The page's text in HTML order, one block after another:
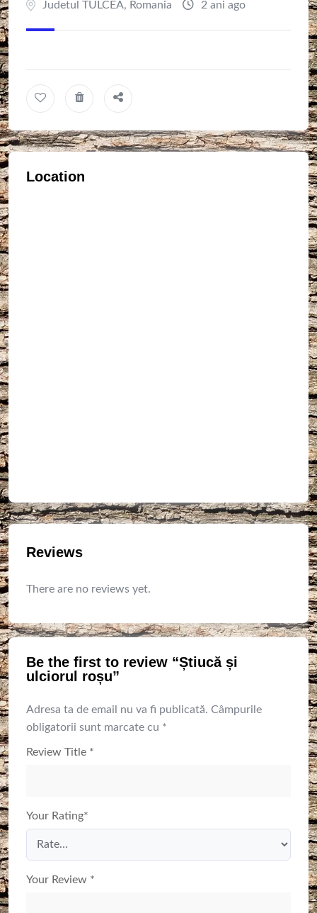
Judetul TULCEA, Romania 2 ani ago
Location
Reviews
There are no reviews yet.
Be the first to review “Știucă și
ulciorul roșu”
Adresa ta de email nu va fi publicată. Câmpurile
obligatorii sunt marcate cu *
Review Title *
Your Rating*
Your Review *